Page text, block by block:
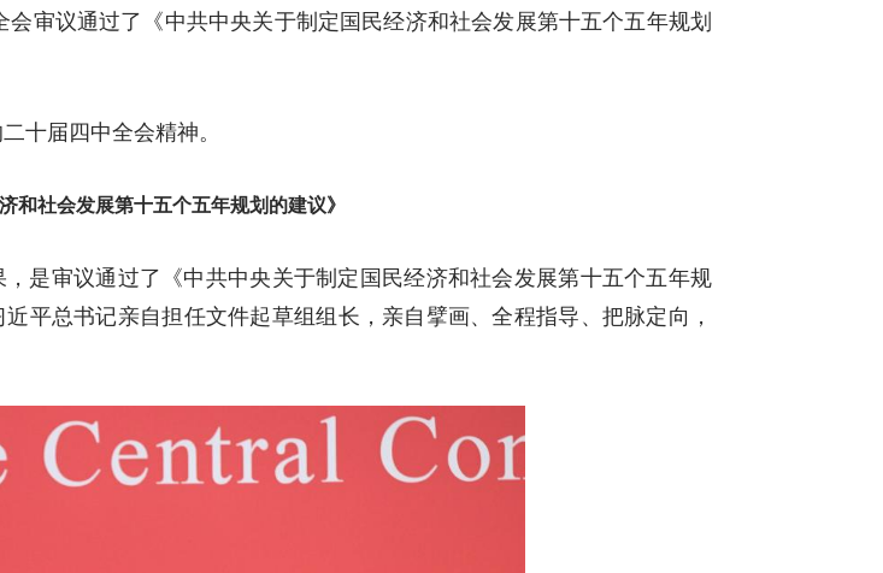
议通过了《中共中央关于制定国民经济和社会发展第十五个五年规划
届四中全会精神。
和社会发展第十五个五年规划的建议》
审议通过了《中共中央关于制定国民经济和社会发展第十五个五年规
平总书记亲自担任文件起草组组长，亲自擘画、全程指导、把脉定向，